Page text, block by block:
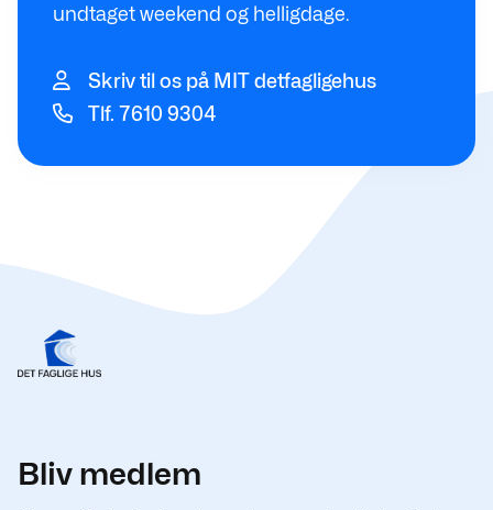
undtaget weekend og helligdage.
Skriv til os på MIT detfagligehus
Tlf. 7610 9304
Bliv medlem